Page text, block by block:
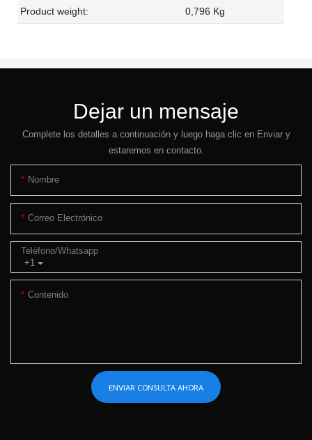
Product weight: 0,796 Kg
Dejar un mensaje
Complete los detalles a continuación y luego haga clic en Enviar y
estaremos en contacto.
Nombre
Correo Electrónico
+1
Teléfono/whatsapp
Contenido
ENVIAR CONSULTA AHORA